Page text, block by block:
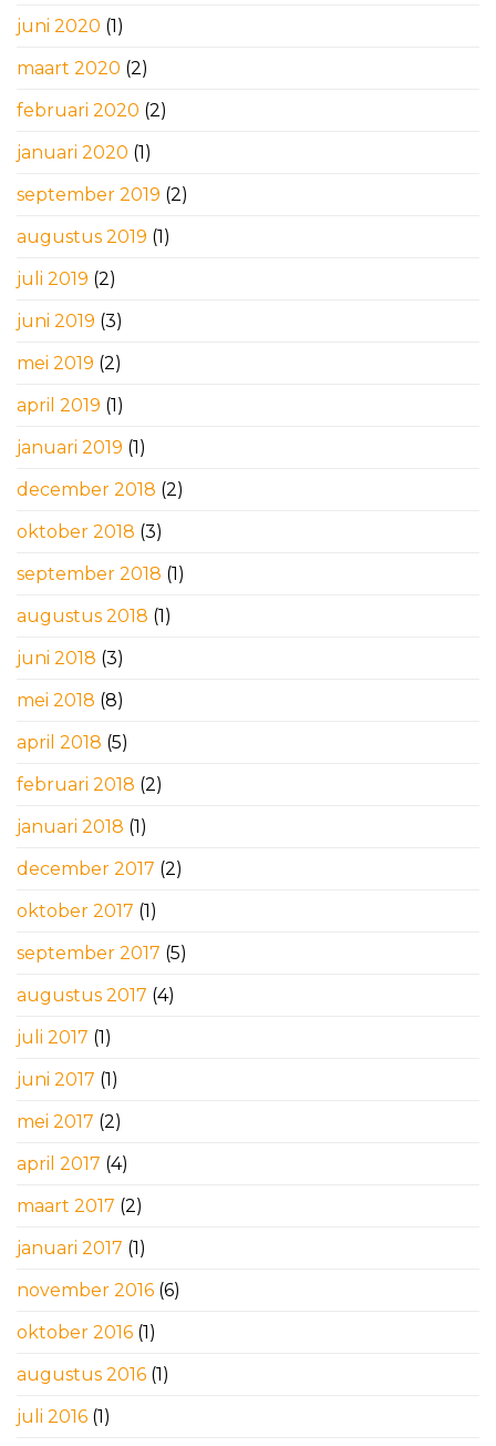
juni 2020 (1)
maart 2020 (2)
februari 2020 (2)
januari 2020 (1)
september 2019 (2)
augustus 2019 (1)
juli 2019 (2)
juni 2019 (3)
mei 2019 (2)
april 2019 (1)
januari 2019 (1)
december 2018 (2)
oktober 2018 (3)
september 2018 (1)
augustus 2018 (1)
juni 2018 (3)
mei 2018 (8)
april 2018 (5)
februari 2018 (2)
januari 2018 (1)
december 2017 (2)
oktober 2017 (1)
september 2017 (5)
augustus 2017 (4)
juli 2017 (1)
juni 2017 (1)
mei 2017 (2)
april 2017 (4)
maart 2017 (2)
januari 2017 (1)
november 2016 (6)
oktober 2016 (1)
augustus 2016 (1)
juli 2016 (1)